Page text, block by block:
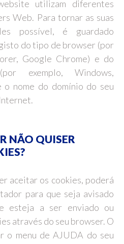
utilizam diferentes
Web. Para tornar as suas
possível, é guardado
do tipo de browser (por
Google Chrome) e do
exemplo, Windows,
o nome do domínio do seu
NÃO QUISER
aceitar os cookies, poderá
para que seja avisado
esteja a ser enviado ou
através do seu browser. O
o menu de AJUDA do seu